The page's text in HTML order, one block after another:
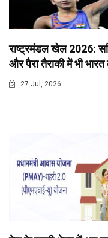
राष्ट्रमंडल खेल 2026:
और पैरा तैराकी में भी
27 Jul, 2026